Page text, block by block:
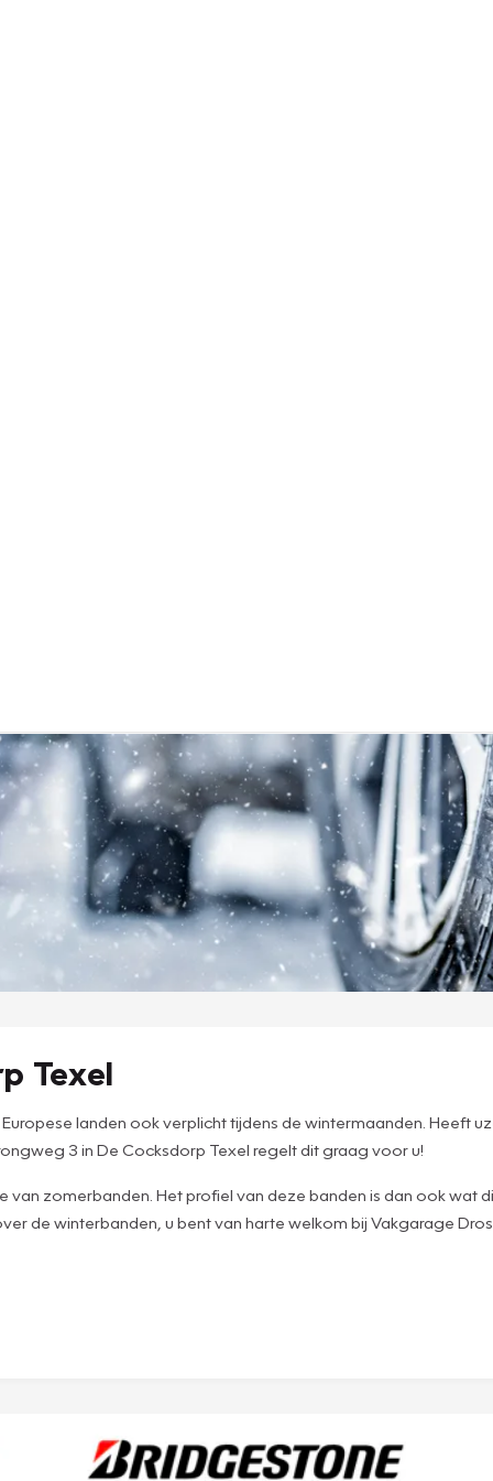
Texel
landen ook verplicht tijdens de wintermaanden. Heeft
3 in De Cocksdorp Texel regelt dit graag voor u!
zomerbanden. Het profiel van deze banden is dan ook wat
de winterbanden, u bent van harte welkom bij Vakgarage